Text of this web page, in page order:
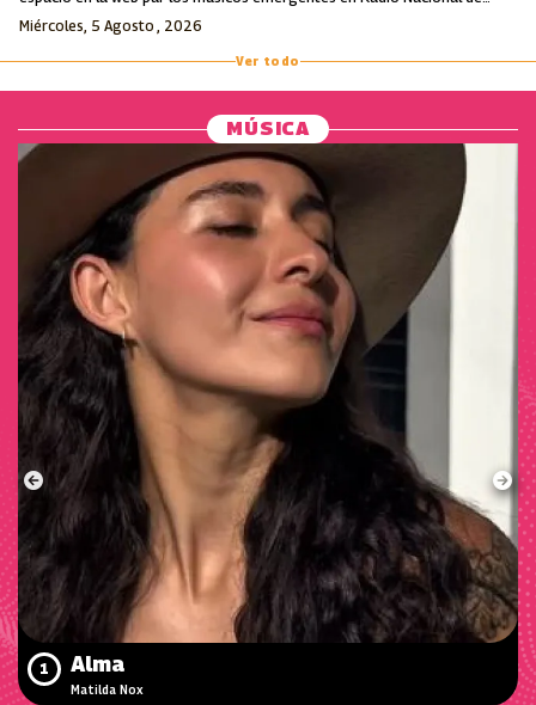
Colombia.
Miércoles, 5 Agosto , 2026
Ver todo
MÚSICA
1
Matilda Nox
Alma